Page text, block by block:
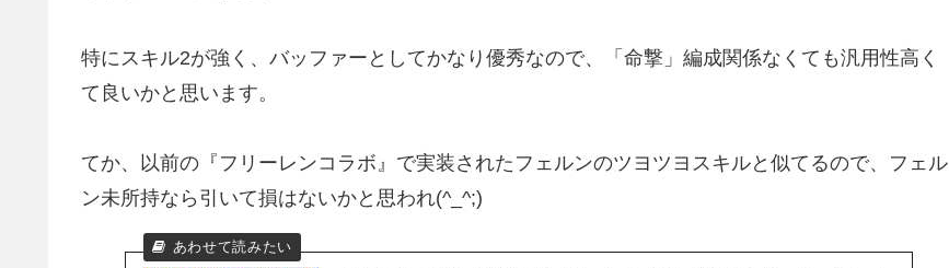
特にスキル2が強く、バッファーとしてかなり優秀なので、「命撃」編成関係なくても汎用性高く
て良いかと思います。
てか、以前の『フリーレンコラボ』で実装されたフェルンのツヨツヨスキルと似てるので、フェル
ン未所持なら引いて損はないかと思われ(^_^;)